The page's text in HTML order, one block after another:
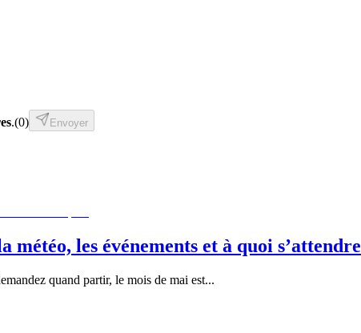
.(0) Envoyer
les événements et à quoi s’attendre
quand partir, le mois de mai est...